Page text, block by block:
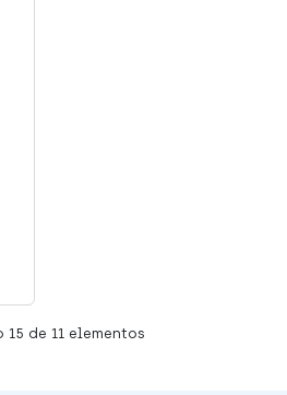
15 de 11 elementos